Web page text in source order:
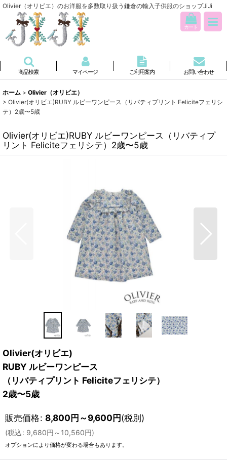
Olivier（オリビエ）のお洋服を多数取り扱う鎌倉の輸入子供服のショップJiJi
カート
商品検索 マイページ ご利用案内 お問い合わせ
ホーム > Olivier（オリビエ）
> Olivier(オリビエ)RUBY ルビーワンピース（リバティプリント Feliciteフェリシ
テ）2歳〜5歳
Olivier(オリビエ)RUBY ルビーワンピース（リバティプ
リント Feliciteフェリシテ）2歳〜5歳
Olivier(オリビエ)
RUBY ルビーワンピース
（リバティプリント Feliciteフェリシテ）
2歳〜5歳
販売価格: 8,800円～9,600円(税別)
(税込: 9,680円 ～10,560円)
オプションにより価格が変わる場合もあります。